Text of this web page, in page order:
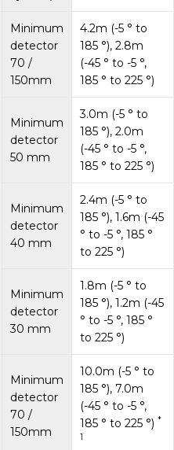
Minimum
detector
70 /
150mm
4.2m (-5 ° to
185 °), 2.8m
(-45 ° to -5 °,
185 ° to 225 °)
Minimum
detector
50 mm
3.0m (-5 ° to
185 °), 2.0m
(-45 ° to -5 °,
185 ° to 225 °)
Minimum
detector
40 mm
2.4m (-5 ° to
185 °), 1.6m (-45
° to -5 °, 185 °
to 225 °)
Minimum
detector
30 mm
1.8m (-5 ° to
185 °), 1.2m (-45
° to -5 °, 185 °
to 225 °)
Minimum
detector
70 /
150mm
10.0m (-5 ° to
185 °), 7.0m
(-45 ° to -5 °,
185 ° to 225 °) *
1